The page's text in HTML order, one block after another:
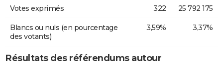
Votes exprimés 322 25 792 175
Blancs ou nuls (en pourcentage
des votants)
3,59% 3,37%
Résultats des référendums autour